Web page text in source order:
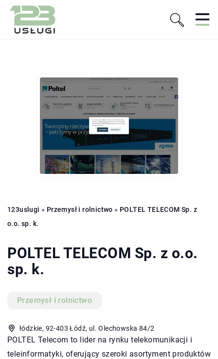
123uslugi » Przemysł i rolnictwo » POLTEL TELECOM Sp. z
o.o. sp. k.
POLTEL TELECOM Sp. z o.o.
sp. k.
Przemysł i rolnictwo
łódzkie, 92-403 Łódź, ul. Olechowska 84/2
POLTEL Telecom to lider na rynku telekomunikacji i
teleinformatyki, oferujący szeroki asortyment produktów